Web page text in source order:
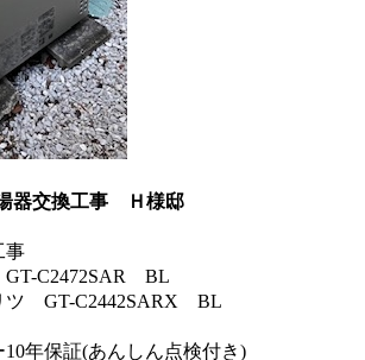
器交換工事 Ｈ様邸
事
C2472SAR BL
ツ GT-C2442SARX BL
年保証(あんしん点検付き)